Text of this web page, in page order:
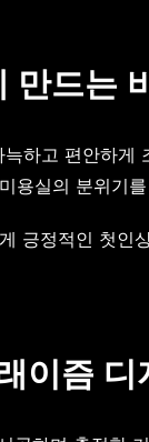
만드는
하고 편안하
용실의 분위기
긍정적인 첫
이즘